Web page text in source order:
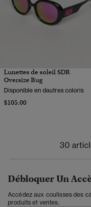
Lunettes de soleil SDR
Oversize Bug
Disponible en dautres coloris
$105.00
30
Débloquer Un
Accédez aux coulisses des
produits et ventes.